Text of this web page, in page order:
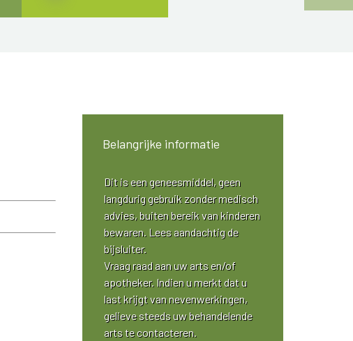
Belangrijke informatie
Dit is een geneesmiddel, geen
langdurig gebruik zonder medisch
advies, buiten bereik van kinderen
bewaren. Lees aandachtig de
bijsluiter.
Vraag raad aan uw arts en/of
apotheker. Indien u merkt dat u
last krijgt van nevenwerkingen,
gelieve steeds uw behandelende
arts te contacteren.